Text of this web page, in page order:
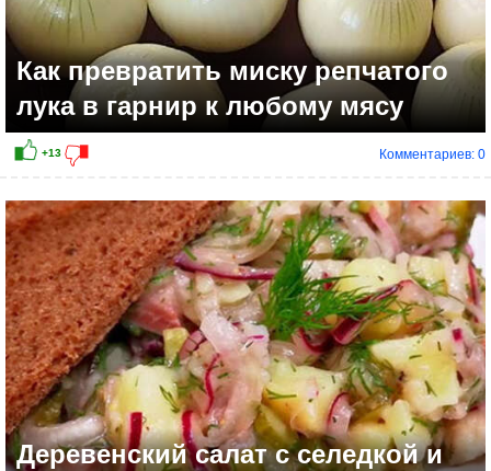
+7
Как превратить миску репчатого
лука в гарнир к любому мясу
Комментариев: 0
Деревенский салат с селедкой и